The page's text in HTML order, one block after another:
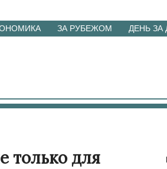
ЗА РУБЕЖОМ ДЕНЬ ЗА
только для